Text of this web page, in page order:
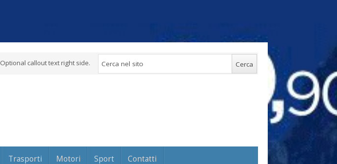
Optional callout text right side.
Trasporti Motori Sport Contatti